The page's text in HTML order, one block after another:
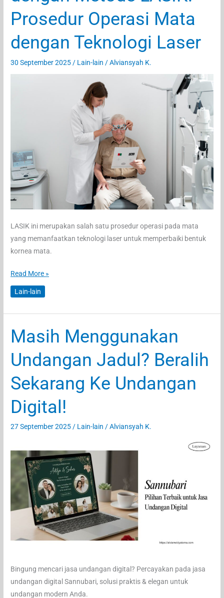
Spesial
Prosedur Operasi Mata
dengan Teknologi Laser
30 September 2025 / Lain-lain /Alviansyah K.
LASIK ini merupakan salah satu prosedur operasi pada mata
yang memanfaatkan teknologi laser untuk memperbaiki bentuk
kornea mata.
Kenal
Lebih
Dekat
LASIK:
Operasi
dengan
Laser
Read More »
Lain-lain
Masih Menggunakan
Undangan Jadul? Beralih
Sekarang Ke Undangan
Digital!
27 September 2025/ Lain-lain /Alviansyah K.
Bingung mencari jasa undangan digital? Percayakan pada jasa
undangan digital Sannubari, solusi praktis & elegan untuk
undangan modern Anda.